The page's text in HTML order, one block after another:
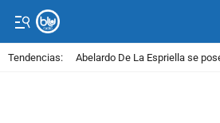
Tendencias: Abelardo De La Espriella se